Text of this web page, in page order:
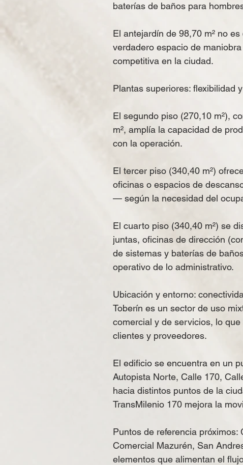
baterías de baños para
El antejardín de 98,70 m² no
verdadero espacio de
competitiva en la ciudad.
Plantas superiores: flexibilidad
El segundo piso (270,10 m²),
m², amplía la capacidad de
con la operación.
El tercer piso (340,40 m²)
oficinas o espacios de
— según la necesidad del
El cuarto piso (340,40 m²) se
juntas, oficinas de dirección
de sistemas y baterías de
operativo de lo administrativo.
Ubicación y entorno:
Toberín es un sector de uso
comercial y de servicios, lo
clientes y proveedores.
El edificio se encuentra en un
Autopista Norte, Calle 170,
hacia distintos puntos de la
TransMilenio 170 mejora la
Puntos de referencia
Comercial Mazurén, San
elementos que alimentan el